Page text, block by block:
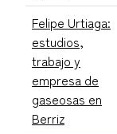
Felipe Urtiaga:
estudios,
trabajo y
empresa de
gaseosas en
Berriz